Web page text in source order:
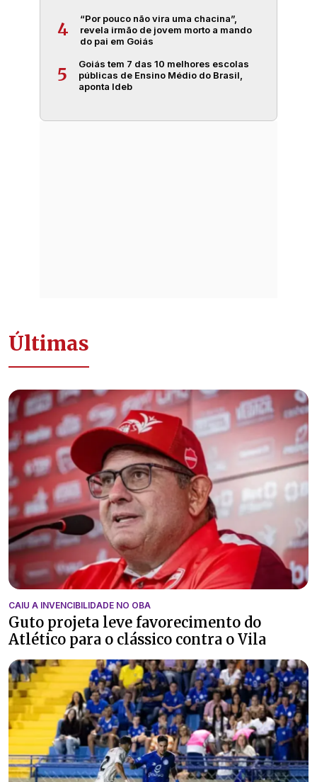
4
“Por pouco não vira uma chacina”,
revela irmão de jovem morto a mando
do pai em Goiás
5
Goiás tem 7 das 10 melhores escolas
públicas de Ensino Médio do Brasil,
aponta Ideb
Últimas
CAIU A INVENCIBILIDADE NO OBA
Guto projeta leve favorecimento do
Atlético para o clássico contra o Vila